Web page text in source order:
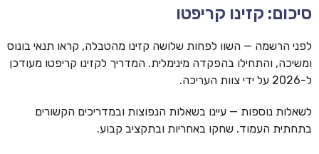
סיכום: קזינו קריפטו
לפני הרשמה — השוו לפחות שלושה קזינו מהטבלה, קראו תנאי בונוס
ומשיכה, והתחילו בהפקדה מינימלית. המדריך לקזינו קריפטו מעודכן
ל-2026 על ידי צוות העריכה.
לשאלות נוספות — עיינו בשאלות הנפוצות ובמדריכים הקשורים
בתחתית העמוד. שחקו באחריות ובתקציב קבוע.